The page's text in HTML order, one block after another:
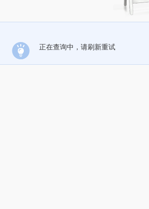
正在查询中，请刷新重试